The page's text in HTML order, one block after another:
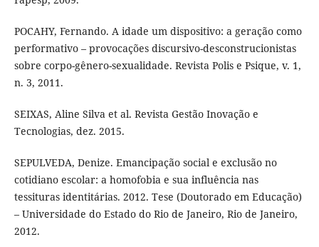
POCAHY, Fernando. A idade um dispositivo: a geração como
performativo – provocações discursivo-desconstrucionistas
sobre corpo-gênero-sexualidade. Revista Polis e Psique, v. 1,
n. 3, 2011.
SEIXAS, Aline Silva et al. Revista Gestão Inovação e
Tecnologias, dez. 2015.
SEPULVEDA, Denize. Emancipação social e exclusão no
cotidiano escolar: a homofobia e sua influência nas
tessituras identitárias. 2012. Tese (Doutorado em Educação)
– Universidade do Estado do Rio de Janeiro, Rio de Janeiro,
2012.